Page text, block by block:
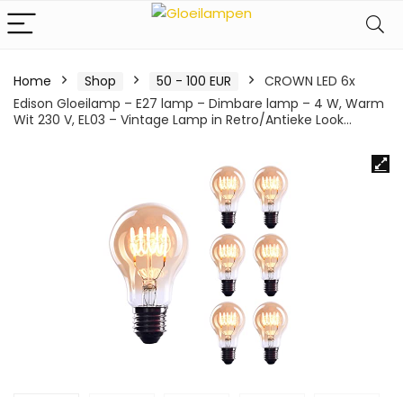
Home Shop 50 - 100 EUR
CROWN LED 6x
Edison Gloeilamp – E27 lamp – Dimbare lamp – 4 W, Warm
Wit 230 V, EL03 – Vintage Lamp in Retro/Antieke Look…